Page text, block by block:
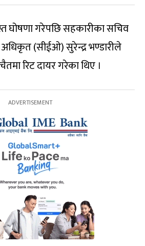
घोषणा गरेपछि सहकारीका सचिव
अधिकृत (सीईओ) सुरेन्द्र भण्डारीले
रिट दायर गरेका थिए ।